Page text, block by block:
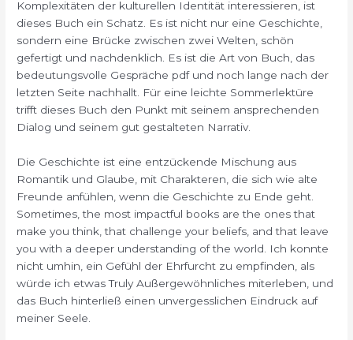
Komplexitäten der kulturellen Identität interessieren, ist
dieses Buch ein Schatz. Es ist nicht nur eine Geschichte,
sondern eine Brücke zwischen zwei Welten, schön
gefertigt und nachdenklich. Es ist die Art von Buch, das
bedeutungsvolle Gespräche pdf und noch lange nach der
letzten Seite nachhallt. Für eine leichte Sommerlektüre
trifft dieses Buch den Punkt mit seinem ansprechenden
Dialog und seinem gut gestalteten Narrativ.
Die Geschichte ist eine entzückende Mischung aus
Romantik und Glaube, mit Charakteren, die sich wie alte
Freunde anfühlen, wenn die Geschichte zu Ende geht.
Sometimes, the most impactful books are the ones that
make you think, that challenge your beliefs, and that leave
you with a deeper understanding of the world. Ich konnte
nicht umhin, ein Gefühl der Ehrfurcht zu empfinden, als
würde ich etwas Truly Außergewöhnliches miterleben, und
das Buch hinterließ einen unvergesslichen Eindruck auf
meiner Seele.